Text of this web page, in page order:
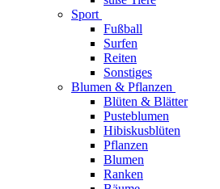
Sport
Fußball
Surfen
Reiten
Sonstiges
Blumen & Pflanzen
Blüten & Blätter
Pusteblumen
Hibiskusblüten
Pflanzen
Blumen
Ranken